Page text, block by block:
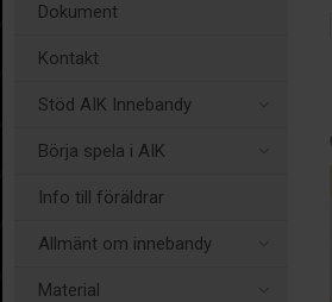
Dokument
Kontakt
Stöd AIK Innebandy
Börja spela i AIK
Info till föräldrar
Allmänt om innebandy
Material